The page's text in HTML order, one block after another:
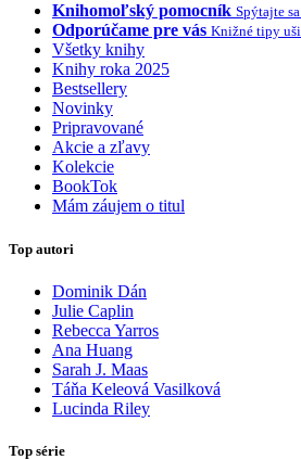
Knihomoľský pomocník Spýtajte
Odporúčame pre vás Knižné tipy
Všetky knihy
Knihy roka 2025
Bestsellery
Novinky
Pripravované
Akcie a zľavy
Kolekcie
BookTok
Mám záujem o titul
Top autori
Dominik Dán
Julie Caplin
Rebecca Yarros
Ana Huang
Sarah J. Maas
Táňa Keleová Vasilková
Lucinda Riley
Top série